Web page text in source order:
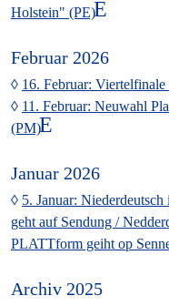
Holstein" (PE)
Februar 2026
16. Februar:
11. Februar: Neuwahl
(PM)
Januar 2026
5. Januar:
geht auf Sendung /
PLATTform geiht op
Archiv 2025